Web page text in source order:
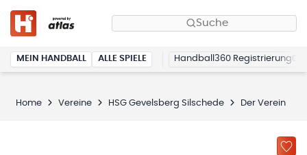
Suche
MEIN HANDBALL ALLE SPIELE Handball360 Registrierung
Home Vereine HSG Gevelsberg Silschede Der Verein